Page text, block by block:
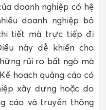
doanh nghiệp có hệ
doanh nghiệp bỏ
tiết mà trực tiếp đi
này dễ khiến cho
rủi ro bất ngờ mà
hoạch quảng cáo có
xây dựng hoặc do
cáo và truyền thông